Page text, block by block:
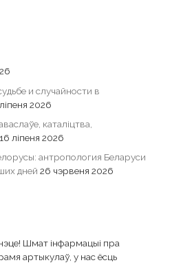
и случайности в
2026
каталіцтва,
16 ліпеня 2026
антропология Беларуси
дней 26 чэрвеня 2026
Шмат інфармацыі пра
артыкулаў, у нас ёсць